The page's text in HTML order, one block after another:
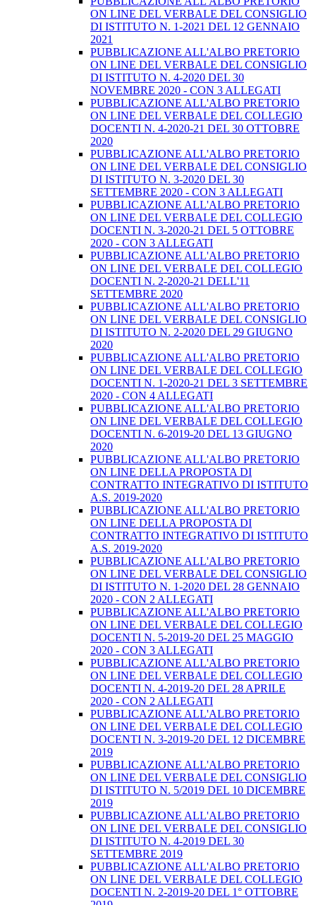
ON LINE DEL VERBALE DEL CONSIGLIO
DI ISTITUTO N. 1-2021 DEL 12 GENNAIO
2021
PUBBLICAZIONE ALL'ALBO PRETORIO
ON LINE DEL VERBALE DEL CONSIGLIO
DI ISTITUTO N. 4-2020 DEL 30
NOVEMBRE 2020 - CON 3 ALLEGATI
PUBBLICAZIONE ALL'ALBO PRETORIO
ON LINE DEL VERBALE DEL COLLEGIO
DOCENTI N. 4-2020-21 DEL 30 OTTOBRE
2020
PUBBLICAZIONE ALL'ALBO PRETORIO
ON LINE DEL VERBALE DEL CONSIGLIO
DI ISTITUTO N. 3-2020 DEL 30
SETTEMBRE 2020 - CON 3 ALLEGATI
PUBBLICAZIONE ALL'ALBO PRETORIO
ON LINE DEL VERBALE DEL COLLEGIO
DOCENTI N. 3-2020-21 DEL 5 OTTOBRE
2020 - CON 3 ALLEGATI
PUBBLICAZIONE ALL'ALBO PRETORIO
ON LINE DEL VERBALE DEL COLLEGIO
DOCENTI N. 2-2020-21 DELL'11
SETTEMBRE 2020
PUBBLICAZIONE ALL'ALBO PRETORIO
ON LINE DEL VERBALE DEL CONSIGLIO
DI ISTITUTO N. 2-2020 DEL 29 GIUGNO
2020
PUBBLICAZIONE ALL'ALBO PRETORIO
ON LINE DEL VERBALE DEL COLLEGIO
DOCENTI N. 1-2020-21 DEL 3 SETTEMBRE
2020 - CON 4 ALLEGATI
PUBBLICAZIONE ALL'ALBO PRETORIO
ON LINE DEL VERBALE DEL COLLEGIO
DOCENTI N. 6-2019-20 DEL 13 GIUGNO
2020
PUBBLICAZIONE ALL'ALBO PRETORIO
ON LINE DELLA PROPOSTA DI
CONTRATTO INTEGRATIVO DI ISTITUTO
A.S. 2019-2020
PUBBLICAZIONE ALL'ALBO PRETORIO
ON LINE DELLA PROPOSTA DI
CONTRATTO INTEGRATIVO DI ISTITUTO
A.S. 2019-2020
PUBBLICAZIONE ALL'ALBO PRETORIO
ON LINE DEL VERBALE DEL CONSIGLIO
DI ISTITUTO N. 1-2020 DEL 28 GENNAIO
2020 - CON 2 ALLEGATI
PUBBLICAZIONE ALL'ALBO PRETORIO
ON LINE DEL VERBALE DEL COLLEGIO
DOCENTI N. 5-2019-20 DEL 25 MAGGIO
2020 - CON 3 ALLEGATI
PUBBLICAZIONE ALL'ALBO PRETORIO
ON LINE DEL VERBALE DEL COLLEGIO
DOCENTI N. 4-2019-20 DEL 28 APRILE
2020 - CON 2 ALLEGATI
PUBBLICAZIONE ALL'ALBO PRETORIO
ON LINE DEL VERBALE DEL COLLEGIO
DOCENTI N. 3-2019-20 DEL 12 DICEMBRE
2019
PUBBLICAZIONE ALL'ALBO PRETORIO
ON LINE DEL VERBALE DEL CONSIGLIO
DI ISTITUTO N. 5/2019 DEL 10 DICEMBRE
2019
PUBBLICAZIONE ALL'ALBO PRETORIO
ON LINE DEL VERBALE DEL CONSIGLIO
DI ISTITUTO N. 4-2019 DEL 30
SETTEMBRE 2019
PUBBLICAZIONE ALL'ALBO PRETORIO
ON LINE DEL VERBALE DEL COLLEGIO
DOCENTI N. 2-2019-20 DEL 1° OTTOBRE